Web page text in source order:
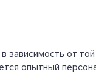
от
опытный